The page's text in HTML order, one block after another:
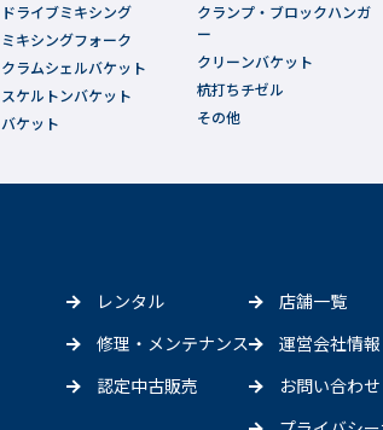
ドライブミキシング
ミキシングフォーク
クラムシェルバケット
スケルトンバケット
バケット
クランプ・ブロックハンガ
ー
クリーンバケット
杭打ちチゼル
その他
レンタル
修理・メンテナンス
認定中古販売
店舗一覧
運営会社情報
お問い合わせ